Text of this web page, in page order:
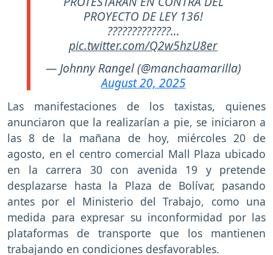
PROYECTO DE LEY 136!
?????????????…
pic.twitter.com/Q2w5hzU8er
— Johnny Rangel (@manchaamarilla)
August 20, 2025
Las manifestaciones de los taxistas, quienes
anunciaron que la realizarían a pie, se iniciaron a
las 8 de la mañana de hoy, miércoles 20 de
agosto, en el centro comercial Mall Plaza ubicado
en la carrera 30 con avenida 19 y pretende
desplazarse hasta la Plaza de Bolívar, pasando
antes por el Ministerio del Trabajo, como una
medida para expresar su inconformidad por las
plataformas de transporte que los mantienen
trabajando en condiciones desfavorables.